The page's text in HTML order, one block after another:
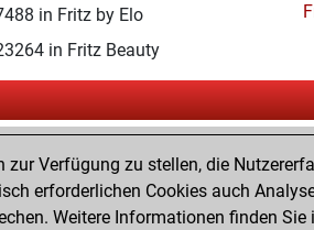
in Fritz by Elo
in Fritz Beauty
Elo of 1608
account
Verfügung zu stellen, die
erforderlichen Cookies auch
Weitere Informationen finden Sie